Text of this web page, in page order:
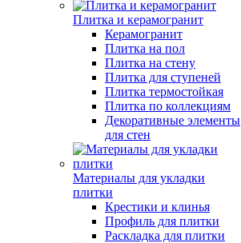
Плитка и керамогранит
Керамогранит
Плитка на пол
Плитка на стену
Плитка для ступеней
Плитка термостойкая
Плитка по коллекциям
Декоративные элементы
для стен
Материалы для укладки
плитки
Крестики и клинья
Профиль для плитки
Раскладка для плитки